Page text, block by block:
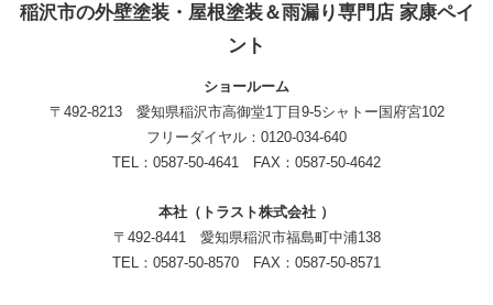
稲沢市の外壁塗装・屋根塗装＆雨漏り専門店 家康ペイ
ント
ショールーム
〒492-8213 愛知県稲沢市高御堂1丁目9-5シャトー国府宮102
フリーダイヤル：0120-034-640
TEL：0587-50-4641 FAX：0587-50-4642
本社（トラスト株式会社 ）
〒492-8441 愛知県稲沢市福島町中浦138
TEL：0587-50-8570 FAX：0587-50-8571